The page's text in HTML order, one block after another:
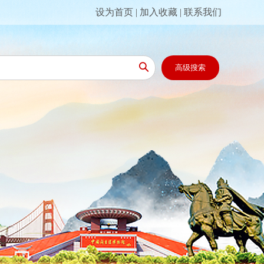
设为首页 | 加入收藏 | 联系我们
 高级搜索